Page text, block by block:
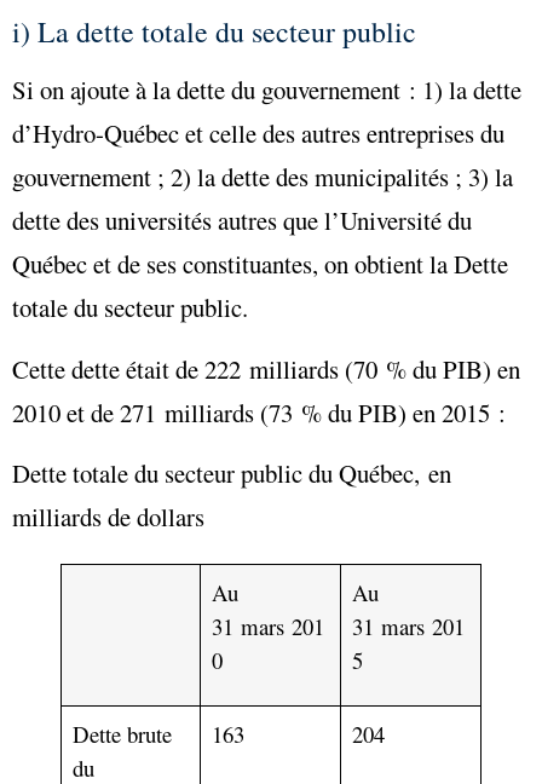
i) La dette totale du secteur public
Si on ajoute à la dette du gouvernement : 1) la dette
d’Hydro-Québec et celle des autres entreprises du
gouvernement ; 2) la dette des municipalités ; 3) la
dette des universités autres que l’Université du
Québec et de ses constituantes, on obtient laDette
totaledu secteur public.
Cette dette était de 222 milliards (70 % du PIB) en
2010 et de 271 milliards (73 % du PIB) en 2015 :
Dette totale du secteur public du Québec, en
milliards de dollars
Au
31 mars 201
0
Au
31 mars 201
5
Dette brute
du
163 204